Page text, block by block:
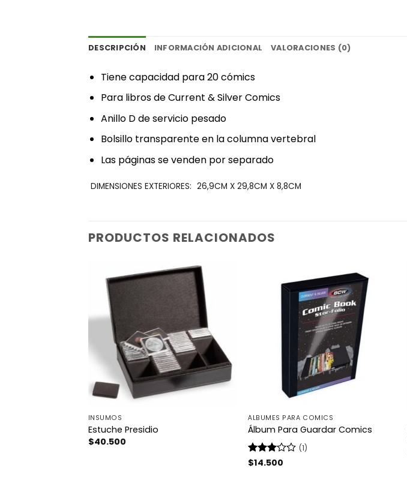
DESCRIPCIÓN INFORMACIÓN ADICIONAL VALORACIONES (0)
‎Tiene capacidad para 20 cómics‎
‎Para libros de Current & Silver Comics‎
‎Anillo D de servicio pesado‎
‎Bolsillo transparente en la columna vertebral‎
‎Las páginas se venden por separado‎
‎DIMENSIONES EXTERIORES:‎ 26,9CM X 29,8CM X 8,8CM
PRODUCTOS RELACIONADOS
INSUMOS
Estuche Presidio
$40.500
ÁLBUMES PARA COMICS
Álbum Para Guardar Comics
Valorado
(1)
$14.500